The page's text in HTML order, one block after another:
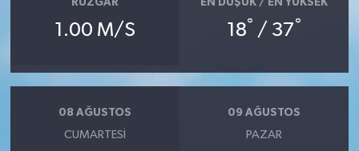
RÜZGAR
1.00 M/S
EN DÜŞÜK / EN YÜKSEK
18° / 37°
08 AĞUSTOS
CUMARTESI
09 AĞUSTOS
PAZAR